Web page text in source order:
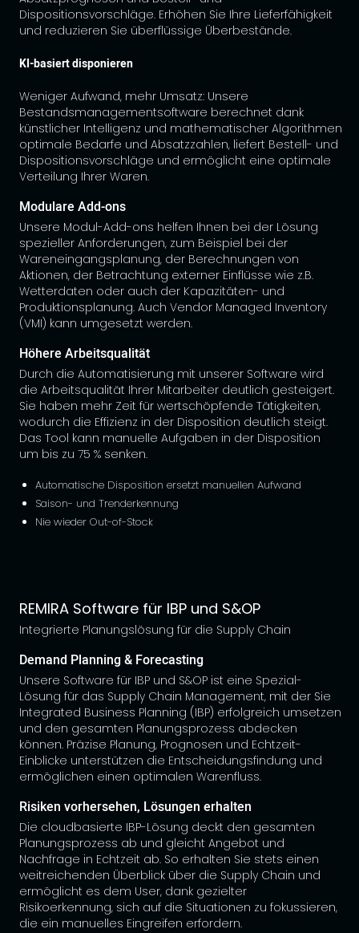
Dispositionsvorschläge. Erhöhen Sie Ihre Lieferfähigkeit
und reduzieren Sie überflüssige Überbestände.
KI-basiert disponieren
Weniger Aufwand, mehr Umsatz: Unsere
Bestandsmanagementsoftware berechnet dank
künstlicher Intelligenz und mathematischer Algorithmen
optimale Bedarfe und Absatzzahlen, liefert Bestell- und
Dispositionsvorschläge und ermöglicht eine optimale
Verteilung Ihrer Waren.
Modulare Add-ons
Unsere Modul-Add-ons helfen Ihnen bei der Lösung
spezieller Anforderungen, zum Beispiel bei der
Wareneingangsplanung, der Berechnungen von
Aktionen, der Betrachtung externer Einflüsse wie z.B.
Wetterdaten oder auch der Kapazitäten- und
Produktionsplanung. Auch Vendor Managed Inventory
(VMI) kann umgesetzt werden.
Höhere Arbeitsqualität
Durch die Automatisierung mit unserer Software wird
die Arbeitsqualität Ihrer Mitarbeiter deutlich gesteigert.
Sie haben mehr Zeit für wertschöpfende Tätigkeiten,
wodurch die Effizienz in der Disposition deutlich steigt.
Das Tool kann manuelle Aufgaben in der Disposition
um bis zu 75 % senken.
Automatische Disposition ersetzt manuellen Aufwand
Saison- und Trenderkennung
Nie wieder Out-of-Stock
REMIRA Software für IBP und S&OP
Integrierte Planungslösung für die Supply Chain
Demand Planning & Forecasting
Unsere Software für IBP und S&OP ist eine Spezial-
Lösung für das Supply Chain Management, mit der Sie
Integrated Business Planning (IBP) erfolgreich umsetzen
und den gesamten Planungsprozess abdecken
können. Präzise Planung, Prognosen und Echtzeit-
Einblicke unterstützen die Entscheidungsfindung und
ermöglichen einen optimalen Warenfluss.
Risiken vorhersehen, Lösungen erhalten
Die cloudbasierte IBP-Lösung deckt den gesamten
Planungsprozess ab und gleicht Angebot und
Nachfrage in Echtzeit ab. So erhalten Sie stets einen
weitreichenden Überblick über die Supply Chain und
ermöglicht es dem User, dank gezielter
Risikoerkennung, sich auf die Situationen zu fokussieren,
die ein manuelles Eingreifen erfordern.